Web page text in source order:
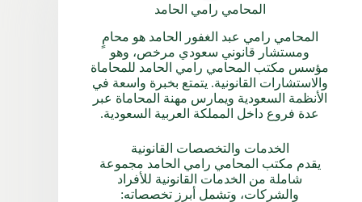
المحامي رامي الحامد
المحامي رامي عبد الغفور الحامد هو محامٍ
ومستشار قانوني سعودي مرخص، وهو
مؤسس مكتب المحامي رامي الحامد للمحاماة
والاستشارات القانونية. يتمتع بخبرة واسعة في
الأنظمة السعودية ويمارس مهنة المحاماة عبر
عدة فروع داخل المملكة العربية السعودية.
الخدمات والتخصصات القانونية
يقدم مكتب المحامي رامي الحامد مجموعة
شاملة من الخدمات القانونية للأفراد
والشركات، وتشمل أبرز تخصصاته: